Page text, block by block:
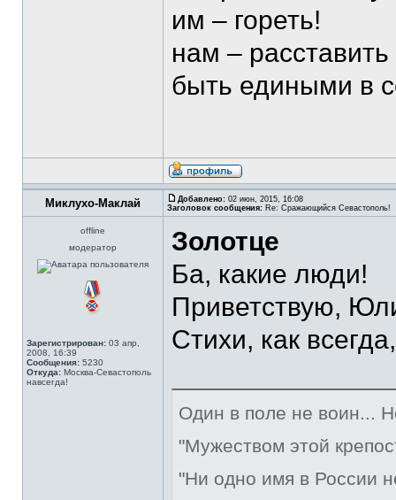
им – гореть!
нам –
быть едиными в
Миклухо-Маклай Добавлено: 02 июн, 2015, 16:08
Заголовок сообщения: Re: Сражающийся Севастополь!
offline
модератор
Зарегистрирован: 03 апр,
2008, 16:39
Сообщения: 5230
Откуда: Москва-Севастополь
навсегда!
Золотце
Ба, какие люди!
Приветствую,
Стихи, как
Один в поле не воин...
"Мужеством этой
"Ни одно имя в России